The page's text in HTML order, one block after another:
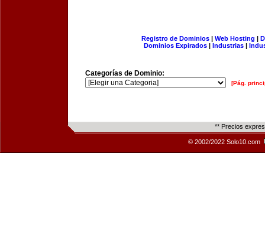
Registro de Dominios| Web Hosting |
Dominios Expirados | Industrias |
Categorías de Dominio:
[Pág.
** Precios
© 2002/2022 Solo10.com